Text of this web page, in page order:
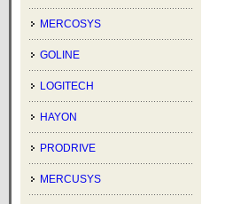
MERCOSYS
GOLINE
LOGITECH
HAYON
PRODRIVE
MERCUSYS